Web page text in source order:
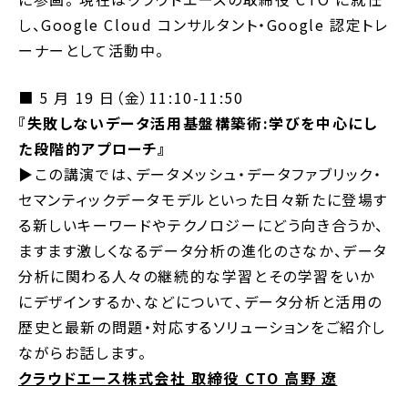
し、Google Cloud コンサルタント・Google 認定トレ
ーナーとして活動中。
■ 5 月 19 日（金）11:10-11:50
『失敗しないデータ活用基盤構築術:学びを中心にし
た段階的アプローチ』
▶︎この講演では、データメッシュ・データファブリック・
セマンティックデータモデルといった日々新たに登場す
る新しいキーワードやテクノロジーにどう向き合うか、
ますます激しくなるデータ分析の進化のさなか、データ
分析に関わる人々の継続的な学習とその学習をいか
にデザインするか、などについて、データ分析と活用の
歴史と最新の問題・対応するソリューションをご紹介し
ながらお話します。
クラウドエース株式会社 取締役 CTO 高野 遼